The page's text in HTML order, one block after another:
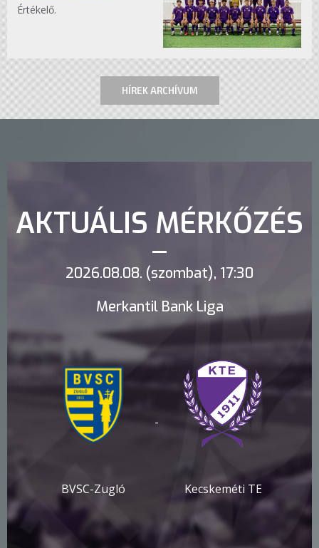
Értékelő.
HÍREK ARCHÍVUM
AKTUÁLIS MÉRKŐZÉS
2026.08.08. (szombat), 17:30
Merkantil Bank Liga
BVSC-Zugló
-
Kecskeméti TE